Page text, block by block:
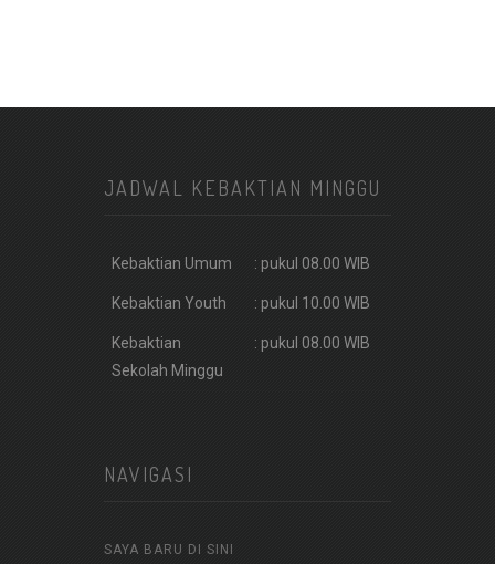
JADWAL KEBAKTIAN MINGGU
Kebaktian Umum : pukul 08.00 WIB
Kebaktian Youth : pukul 10.00 WIB
Kebaktian
Sekolah Minggu
: pukul 08.00 WIB
NAVIGASI
SAYA BARU DI SINI